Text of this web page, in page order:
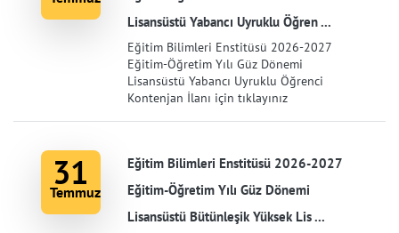
Lisansüstü Yabancı Uyruklu Öğren ...
Eğitim Bilimleri Enstitüsü 2026-2027
Eğitim-Öğretim Yılı Güz Dönemi
Lisansüstü Yabancı Uyruklu Öğrenci
Kontenjan İlanı için tıklayınız
31
Temmuz
Eğitim Bilimleri Enstitüsü 2026-2027
Eğitim-Öğretim Yılı Güz Dönemi
Lisansüstü Bütünleşik Yüksek Lis ...